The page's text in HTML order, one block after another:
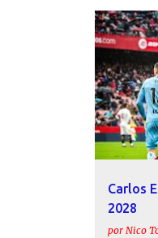
Carlos
2028
por Nico